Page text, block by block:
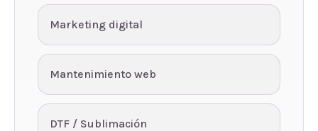
Marketing digital
Mantenimiento web
DTF / Sublimación